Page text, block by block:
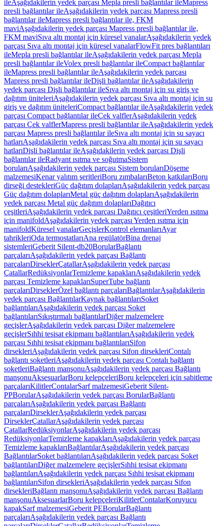
ileAşağıdakilerin yedek parçası Mepla presli bağlantılar ileMapress
presli bağlantılar ileAşağıdakilerin yedek parçası Mapress presli
bağlantılar ileMapress presli bağlantılar ile, FKM
maviAşağıdakilerin yedek parçası Mapress presli bağlantılar ile,
FKM maviSıva altı montaj için küresel vanalarAşağıdakilerin yedek
parçası Sıva altı montaj için küresel vanalarFlowFit pres bağlantıları
ileMepla presli bağlantılar ileAşağıdakilerin yedek parçası Mepla
presli bağlantılar ileVolex presli bağlantılar ileCompact bağlantılar
ileMapress presli bağlantılar ileAşağıdakilerin yedek parçası
Mapress presli bağlantılar ileDişli bağlantılar ileAşağıdakilerin
yedek parçası Dişli bağlantılar ileSıva altı montaj için su giriş ve
dağıtım üniteleriAşağıdakilerin yedek parçası Sıva altı montaj için su
giriş ve dağıtım üniteleriCompact bağlantılar ileAşağıdakilerin yedek
parçası Compact bağlantılar ileÇek valflerAşağıdakilerin yedek
parçası Çek valflerMapress presli bağlantılar ileAşağıdakilerin yedek
parçası Mapress presli bağlantılar ileSıva altı montaj için su sayacı
hatlarıAşağıdakilerin yedek parçası Sıva altı montaj için su sayacı
hatlarıDişli bağlantılar ileAşağıdakilerin yedek parçası Dişli
bağlantılar ileRadyant ısıtma ve soğutmaSistem
borularıAşağıdakilerin yedek parçası Sistem borularıDöşeme
malzemesiKenar yalıtım şeritleriBoru zımbalarıBeton katkılarıBoru
dirseği destekleriGüç dağıtım dolaplarıAşağıdakilerin yedek parçası
Güç dağıtım dolaplarıMetal güç dağıtım dolaplarıAşağıdakilerin
yedek parçası Metal güç dağıtım dolaplarıDağıtıcı
çeşitleriAşağıdakilerin yedek parçası Dağıtıcı çeşitleriYerden ısıtma
için manifoldAşağıdakilerin yedek parçası Yerden ısıtma için
manifoldKüresel vanalarGeçişlerKontrol elemanlarıAyar
tahrikleriOda termostatlarıAna regülatörBina drenaj
sistemleriGeberit Silent-db20BorularBağlantı
parçalarıAşağıdakilerin yedek parçası Bağlantı
parçalarıDirseklerÇatallarAşağıdakilerin yedek parçası
ÇatallarRedüksiyonlarTemizleme kapaklarıAşağıdakilerin yedek
parçası Temizleme kapaklarıSuperTube bağlantı
parçalarıDirseklerÖzel bağlantı parçalarıBağlantılarAşağıdakilerin
yedek parçası BağlantılarKaynak bağlantılarıSoket
bağlantılarıAşağıdakilerin yedek parçası Soket
bağlantılarıSıkıştırmalı bağlantılarDiğer malzemelere
geçişlerAşağıdakilerin yedek parçası Diğer malzemelere
geçişlerSıhhi tesisat ekipmanı bağlantılarıAşağıdakilerin yedek
parçası Sıhhi tesisat ekipmanı bağlantılarıSifon
dirsekleriAşağıdakilerin yedek parçası Sifon dirsekleriContalı
bağlantı soketleriAşağıdakilerin yedek parçası Contalı bağlantı
soketleriBağlantı manşonuAşağıdakilerin yedek parçası Bağlantı
manşonuAksesuarlarBoru kelepçeleriBoru kelepçeleri için sabitleme
parçalarıKilitlerContalarSarf malzemesiGeberit Silent-
PPBorularAşağıdakilerin yedek parçası BorularBağlantı
parçalarıAşağıdakilerin yedek parçası Bağlantı
parçalarıDirseklerAşağıdakilerin yedek parçası
DirseklerÇatallarAşağıdakilerin yedek parçası
ÇatallarRedüksiyonlarAşağıdakilerin yedek parçası
RedüksiyonlarTemizleme kapaklarıAşağıdakilerin yedek parçası
Temizleme kapaklarıBağlantılarAşağıdakilerin yedek parçası
BağlantılarSoket bağlantılarıAşağıdakilerin yedek parçası Soket
bağlantılarıDiğer malzemelere geçişlerSıhhi tesisat ekipmanı
bağlantılarıAşağıdakilerin yedek parçası Sıhhi tesisat ekipmanı
bağlantılarıSifon dirsekleriAşağıdakilerin yedek parçası Sifon
dirsekleriBağlantı manşonuAşağıdakilerin yedek parçası Bağlantı
manşonuAksesuarlarBoru kelepçeleriKilitlerContalarKoruyucu
kapakSarf malzemesiGeberit PEBorularBağlantı
parçalarıAşağıdakilerin yedek parçası Bağlantı